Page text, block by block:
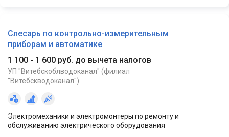
Слесарь по контрольно-измерительным
приборам и автоматике
1 100 - 1 600 руб. до вычета налогов
УП "Витебскоблводоканал" (филиал
"Витебскводоканал")
Электромеханики и электромонтеры по ремонту и
обслуживанию электрического оборудования